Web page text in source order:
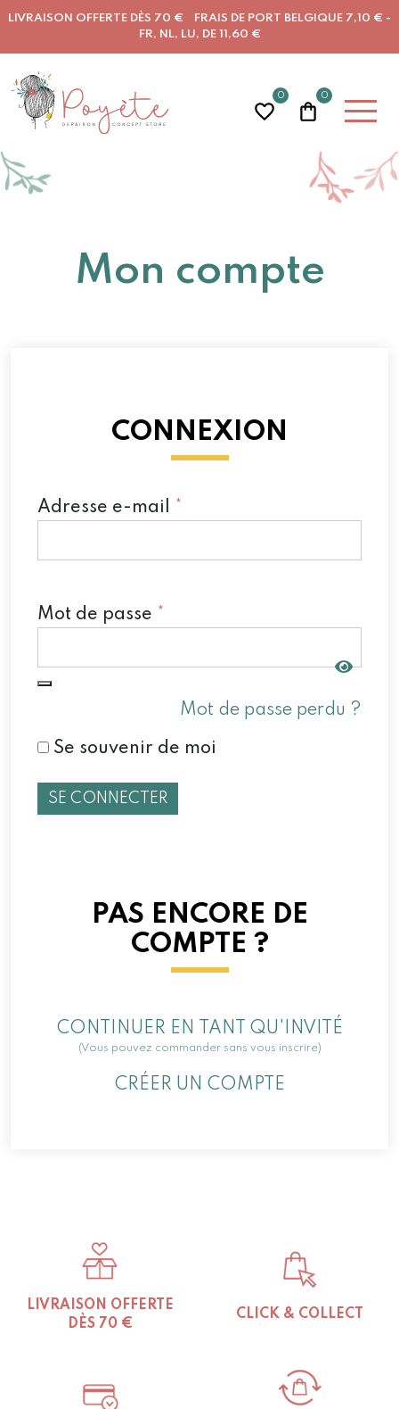
LIVRAISON OFFERTE DÈS 70 € FRAIS DE PORT BELGIQUE 7,10 € -
FR, NL, LU, DE 11,60 €
0 0
Mon compte
CONNEXION
Adresse e-mail *
Mot de passe *
Mot de passe perdu ?
Se souvenir de moi
SE CONNECTER
PAS ENCORE DE
COMPTE ?
CONTINUER EN TANT QU'INVITÉ
(Vous pouvez commander sans vous inscrire)
CRÉER UN COMPTE
LIVRAISON OFFERTE
DÈS 70 €
CLICK & COLLECT